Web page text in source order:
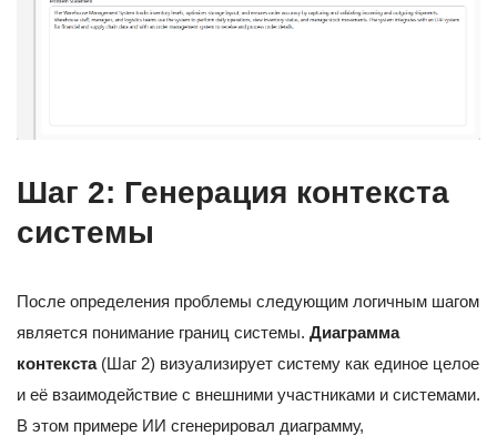
Шаг 2: Генерация контекста
системы
После определения проблемы следующим логичным шагом
является понимание границ системы. Диаграмма
контекста(Шаг 2) визуализирует систему как единое целое
и её взаимодействие с внешними участниками и системами.
В этом примере ИИ сгенерировал диаграмму,